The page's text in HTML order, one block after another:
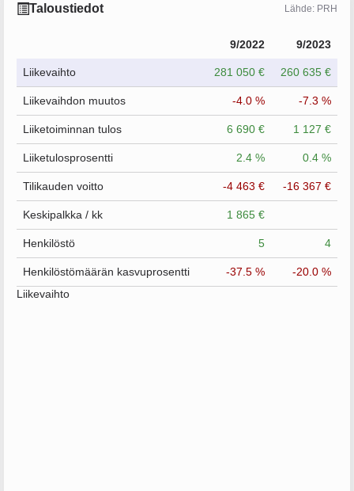
Taloustiedot Lähde: PRH
9/2022 9/2023
Liikevaihto 281 050 € 260 635 €
Liikevaihdon muutos -4.0 % -7.3 %
Liiketoiminnan tulos 6 690 € 1 127 €
Liiketulosprosentti 2.4 % 0.4 %
Tilikauden voitto -4 463 € -16 367 €
Keskipalkka / kk 1 865 €
Henkilöstö 5 4
Henkilöstömäärän kasvuprosentti -37.5 %
-20.0 %
Liikevaihto